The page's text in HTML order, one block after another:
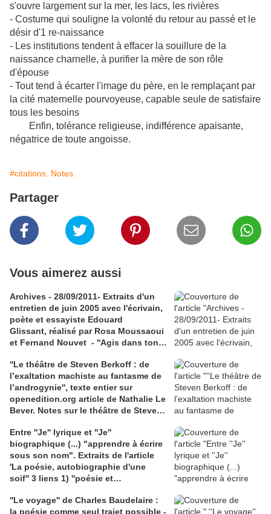
s'ouvre largement sur la mer, les lacs, les rivières
- Costume qui souligne la volonté du retour au passé et le
désir d'1 re-naissance
- Les institutions tendent à effacer la souillure de la
naissance charnelle, à purifier la mère de son rôle
d'épouse
- Tout tend à écarter l'image du père, en le remplaçant par
la cité maternelle pourvoyeuse, capable seule de satisfaire
tous les besoins
Enfin, tolérance religieuse, indifférence apaisante,
négatrice de toute angoisse.
#citations. Notes.
Partager
Vous aimerez aussi
Archives - 28/09/2011- Extraits d'un
entretien de juin 2005 avec l'écrivain,
poète et essayiste Edouard
Glissant, réalisé par Rosa Moussaoui
et Fernand Nouvet - ''Agis dans ton
pensée du rhizome, chez Édouard
Glissant - "Mondialité" contre
"mondialisation"
''Le théâtre de Steven Berkoff : de
l’exaltation machiste au fantasme de
l’androgynie'', texte entier sur
openedition.org article de Nathalie Le
Bever. Notes sur le théâtre de Steven
Bever : ''orgie, orgasme et politique''.
Lien academia.edu : texte de
Dominique Massonnaud repris sur
'Fabula' : Une dramaturgie
catastrophiste, textes réunis par
Entre ''Je'' lyrique et ''Je''
biographique (...) "apprendre à écrire
sous son nom". Extraits de l'article
'La poésie, autobiographie d'une
soif'' 3 liens 1) ''poésie et
maulpoix.net; 2) le site de
''Le voyage'' de Charles Baudelaire :
la poésie comme seul trajet possible -